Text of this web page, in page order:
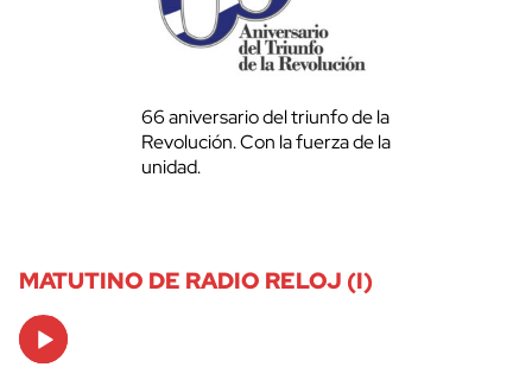
66 aniversario del triunfo de la
Revolución. Con la fuerza de la
unidad.
MATUTINO DE RADIO RELOJ (I)
Audio
Player